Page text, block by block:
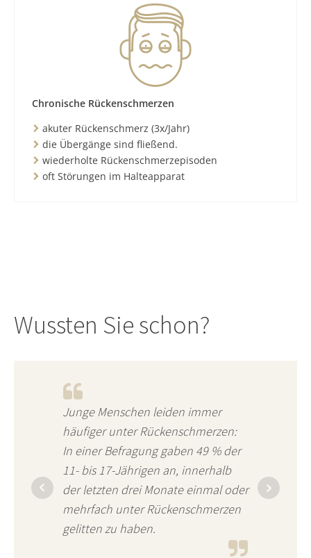
Chronische Rückenschmerzen
akuter Rückenschmerz (3x/Jahr)
die Übergänge sind fließend.
wiederholte Rückenschmerzepisoden
oft Störungen im Halteapparat
Wussten Sie schon?
Junge Menschen leiden immer
häufiger unter Rückenschmerzen:
In einer Befragung gaben 49 % der
11- bis 17-Jährigen an, innerhalb
der letzten drei Monate einmal oder
mehrfach unter Rückenschmerzen
gelitten zu haben.